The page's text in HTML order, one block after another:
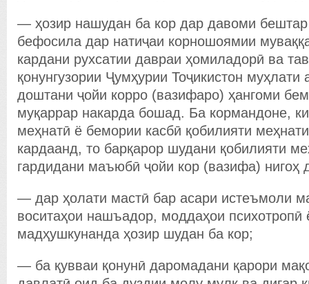
— ҳозир нашудан ба кор дар давоми
бефосила дар натиҷаи корношоямии
кардани рухсатии давраи ҳомиладорӣ ва
қонунгузории Ҷумҳурии Тоҷикистон муҳлати
доштани ҷойи корро (вазифаро) ҳангоми
муқаррар накарда бошад. Ба кормандоне,
меҳнатӣ ё бемории касбӣ қобилияти
кардаанд, то барқарор шудани қобилияти
гардидани маъюбӣ ҷойи кор (вазифа)
— дар ҳолати мастӣ бар асари истеъмоли
воситаҳои нашъадор, моддаҳои психотропӣ
мадҳушкунанда ҳозир шудан ба кор;
— ба қувваи қонунӣ даромадани қарори